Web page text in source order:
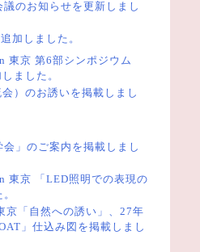
のお知らせを更新しまし
加しました。
東京 第6部シンポジウム
ました。
）のお誘いを掲載しまし
」のご案内を掲載しまし
東京 「LED照明での表現の
京「自然への誘い」、27年
」仕込み図を掲載しまし